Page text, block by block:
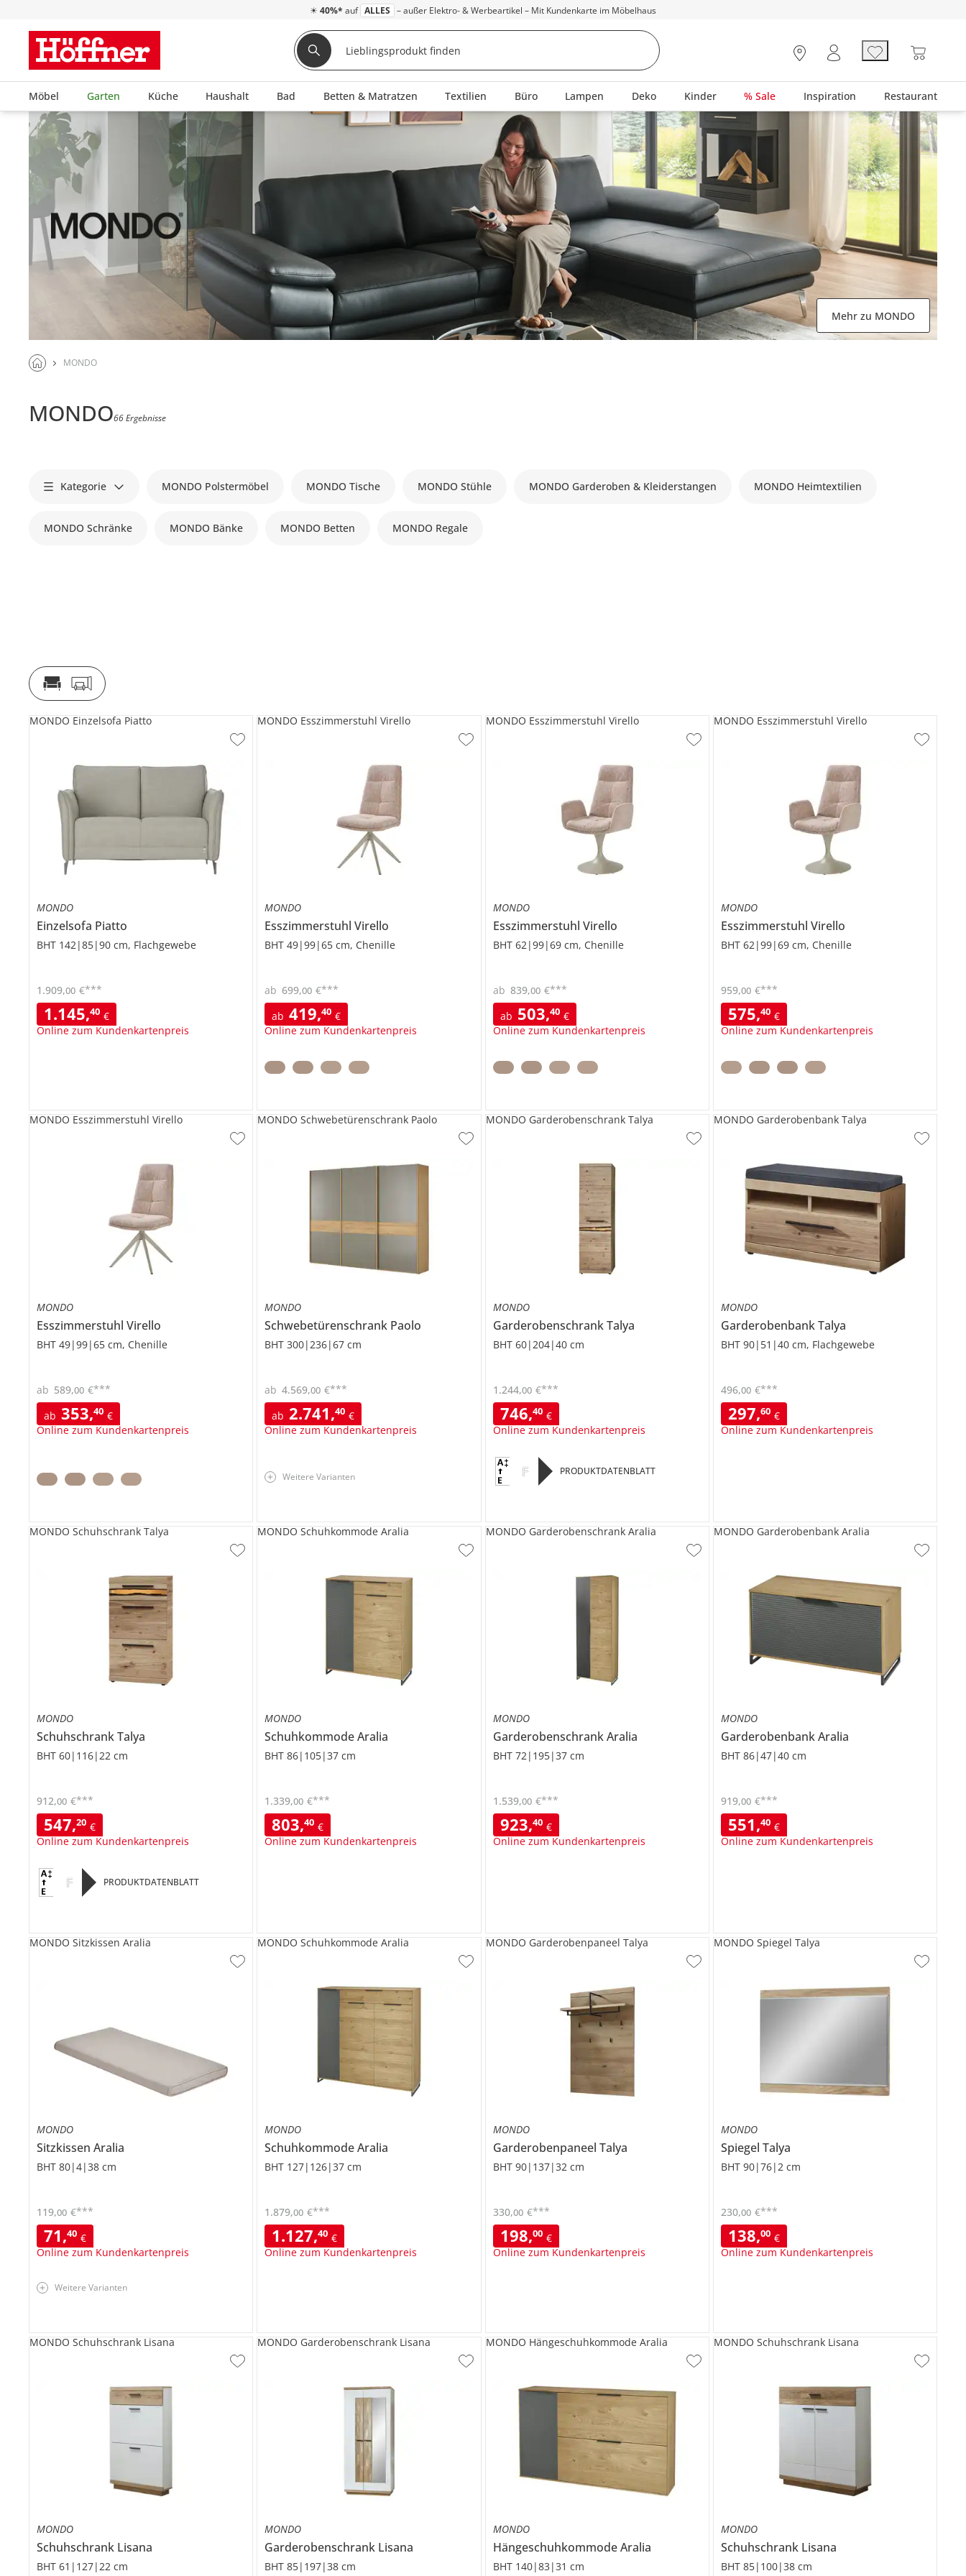
☀ 40%* auf ALLES – außer Elektro- & Werbeartikel – Mit Kundenkarte im Möbelhaus
Möbel Garten Küche Haushalt Bad Betten & Matratzen Textilien Büro Lampen Deko Kinder % Sale Inspiration Restaurant
Mehr zu MONDO
MONDO
MONDO66 Ergebnisse
Kategorie MONDO Polstermöbel MONDO Tische MONDO Stühle MONDO Garderoben & Kleiderstangen MONDO Heimtextilien
MONDO Schränke MONDO Bänke MONDO Betten MONDO Regale
MONDO
Einzelsofa Piatto
BHT 142|85|90 cm, Flachgewebe
1.145,40 €
Online zum Kundenkartenpreis
1.909,00 €***
MONDO Einzelsofa Piatto
MONDO
EsszimmerstuhlVirello
BHT 49|99|65 cm, Chenille
ab 419,40 €
Online zum Kundenkartenpreis
ab 699,00 €***
MONDO Esszimmerstuhl Virello
MONDO
Esszimmerstuhl Virello
BHT 62|99|69 cm, Chenille
ab 503,40 €
Online zum Kundenkartenpreis
ab 839,00 €***
MONDO Esszimmerstuhl Virello
MONDO
Esszimmerstuhl Virello
BHT 62|99|69 cm, Chenille
575,40 €
Online zum Kundenkartenpreis
959,00 €***
MONDO Esszimmerstuhl Virello
MONDO
EsszimmerstuhlVirello
BHT 49|99|65 cm, Chenille
ab 353,40 €
Online zum Kundenkartenpreis
ab 589,00 €***
MONDO Esszimmerstuhl Virello
MONDO
Schwebetürenschrank Paolo
BHT 300|236|67 cm
ab 2.741,40 €
Online zum Kundenkartenpreis
ab 4.569,00 €***
MONDO Schwebetürenschrank Paolo
Weitere Varianten
MONDO
GarderobenschrankTalya
BHT 60|204|40 cm
746,40 €
Online zum Kundenkartenpreis
1.244,00 €***
MONDO Garderobenschrank Talya
F PRODUKTDATENBLATT
MONDO
GarderobenbankTalya
BHT 90|51|40 cm, Flachgewebe
297,60 €
Online zum Kundenkartenpreis
496,00 €***
MONDO Garderobenbank Talya
MONDO
SchuhschrankTalya
BHT 60|116|22 cm
547,20 €
Online zum Kundenkartenpreis
912,00 €***
MONDO Schuhschrank Talya
F PRODUKTDATENBLATT
MONDO
SchuhkommodeAralia
BHT 86|105|37 cm
803,40 €
Online zum Kundenkartenpreis
1.339,00 €***
MONDO Schuhkommode Aralia
MONDO
GarderobenschrankAralia
BHT 72|195|37 cm
923,40 €
Online zum Kundenkartenpreis
1.539,00 €***
MONDO Garderobenschrank Aralia
MONDO
GarderobenbankAralia
BHT 86|47|40 cm
551,40 €
Online zum Kundenkartenpreis
919,00 €***
MONDO Garderobenbank Aralia
MONDO
SitzkissenAralia
BHT 80|4|38 cm
71,40 €
Online zum Kundenkartenpreis
119,00 €***
MONDO Sitzkissen Aralia
Weitere Varianten
MONDO
SchuhkommodeAralia
BHT 127|126|37 cm
1.127,40 €
Online zum Kundenkartenpreis
1.879,00 €***
MONDO Schuhkommode Aralia
MONDO
Garderobenpaneel Talya
BHT 90|137|32 cm
198,00 €
Online zum Kundenkartenpreis
330,00 €***
MONDO Garderobenpaneel Talya
MONDO
Spiegel Talya
BHT 90|76|2 cm
138,00 €
Online zum Kundenkartenpreis
230,00 €***
MONDO Spiegel Talya
MONDO
Schuhschrank Lisana
BHT 61|127|22 cm
MONDO Schuhschrank Lisana
MONDO
Garderobenschrank Lisana
BHT 85|197|38 cm
MONDO Garderobenschrank Lisana
MONDO
HängeschuhkommodeAralia
BHT 140|83|31 cm
MONDO Hängeschuhkommode Aralia
MONDO
Schuhschrank Lisana
BHT 85|100|38 cm
MONDO Schuhschrank Lisana